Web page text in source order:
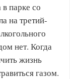
парке со
на третий-
нет. Когда
жизнь
газом.